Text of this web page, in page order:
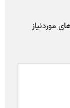
موردنیاز